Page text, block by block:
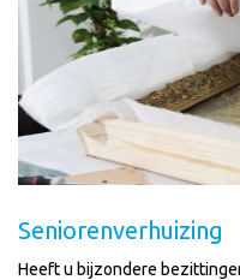
Seniorenverhuizing
Heeft u bijzondere